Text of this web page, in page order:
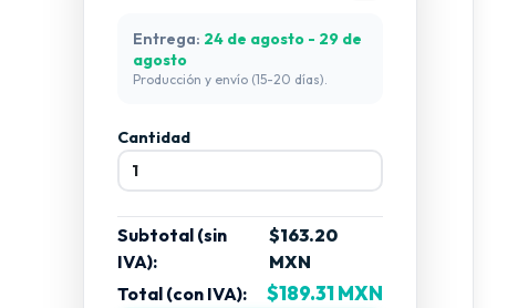
Entrega: 24 de agosto - 29 de
agosto
Producción y envío (15-20 días).
Cantidad
Subtotal (sin
IVA):
$163.20
MXN
Total (con IVA):
$189.31 MXN